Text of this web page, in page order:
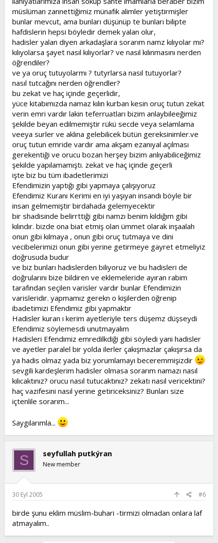
müslüman zannettiğimiz münafık alimler yetiştirmişler
bunlar mevcut, ama bunları düşünüp te bunları bilipte
hafdislerin hepsi böyledir demek yalan olur,
hadisler yalan diyen arkadaşlara sorarım namz kılıyolar mı?
kılıyolarsa şayet nasıl kılıyorlar? ve nasıl kılınmasını nerden
öğrendiler?
ve ya oruç tutuyolarmı ? tutyrlarsa nasıl tutuyorlar?
nasıl tutcağını nerden öğrendler?
bu zekat ve haç içinde geçerlidir,
yüce kitabımızda namaz kılın kurban kesin oruç tutun zekat
verin emri vardır lakin teferruatları bizim anlaybileeğimiz
şekilde beyan edilmemiştir rükü secde veya selamlama
veeya surler ve aklına gelebilicek bütün gereksinimler.ve
oruç tutun emride vardır ama akşam ezanıyal açılması
gerekentiği ve orucu bozan herşey bizim anlıyabiliceğimiz
şekilde yapılamamıştı. zekat ve haç içinde geçerli
işte biz bu tüm ibadetlerimizi
Efendimizin yaptığı gibi yapmaya çalışıyoruz
Efendimiz Kuranı Kerimi en iyi yaşıyan insandı böyle bir
insan gelmemiştir birdahada gelemyecektir
bir shadisinde belirrttiği gibi namzı benim kıldığım gibi
kılındır. bizde ona biat etmiş olan ümmet olarak inşaalah
onun gibi kılmaya , onun gibi oruç tutmaya ve dini
vecibelerimizi onun gibi yerine getirmeye gayret etmeliyiz
doğrusuda budur
ve biz bunları hadislerden biliyoruz ve bu hadisleri de
doğrularını bize bildiren ve eklemeleride ayıran rabim
tarafından seçilen varisler vardır bunlar Efendimizin
varisleridir. yapmamız gerekn o kişilerden öğrenip
ibadetimizi Efendimiz gibi yapmaktır
Hadisler kuran ı kerim ayetleriyle ters düşemz düşseydi
Efendimiz söylemesdi unutmayalım
Hadisleri Efendimiz emredilkdiği gibi söyledi yani hadisler
ve ayetler paralel bir yolda ilerler çakışmazlar çakışırsa da
ya hadis olmaz yada biz yorumlamayı beceremmişizdir
sevgili kardeşlerim hadisler olmasa sorarım namazı nasıl
kılıcaktınız? orucu nasıl tutucaktınız? zekatı nasıl vericektini?
haç vazifesini nasıl yerine getiriceksiniz? Bunları size
içtenlile sorarım...
Saygılarımla...
S seyfullah putkýran
New member
30 Eyl 2005 #6
birde şunu eklim müslim-buhari -tirmizi olmadan onlara laf
atmayalım..